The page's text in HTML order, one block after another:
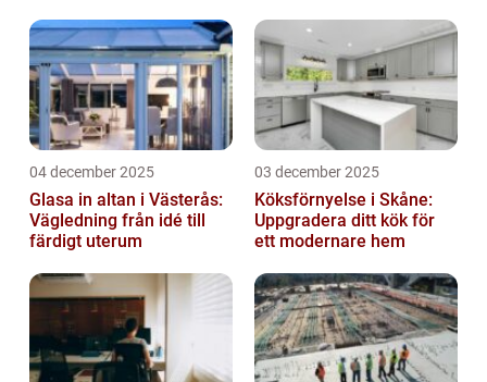
04 december 2025
Glasa in altan i Västerås:
Vägledning från idé till
färdigt uterum
03 december 2025
Köksförnyelse i Skåne:
Uppgradera ditt kök för
ett modernare hem